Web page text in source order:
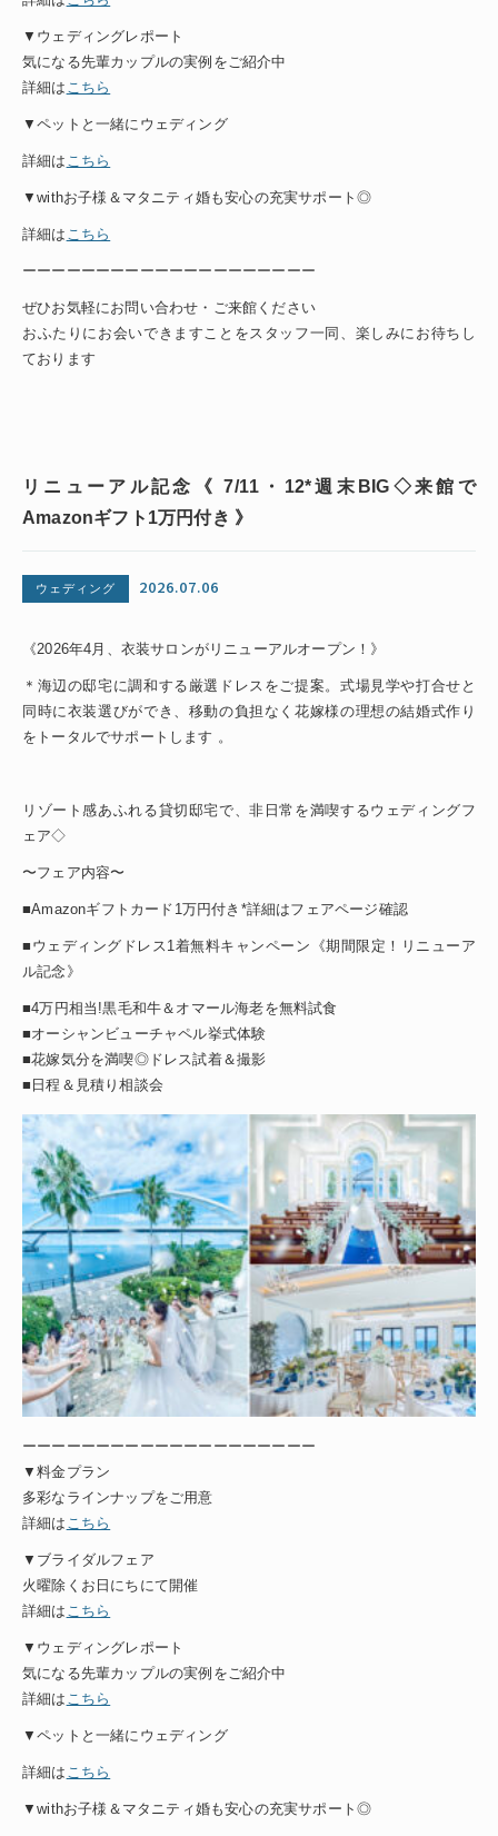
▼ウェディングレポート
気になる先輩カップルの実例をご紹介中
詳細は こちら
▼ペットと一緒にウェディング
詳細は こちら
▼withお子様＆マタニティ婚も安心の充実サポート◎
詳細は こちら
ーーーーーーーーーーーーーーーーーーーー
ぜひお気軽にお問い合わせ・ご来館ください
おふたりにお会いできますことをスタッフ一同、楽しみにお待ちし
ております
リニューアル記念《 7/11・12*週末BIG◇来館で
Amazonギフト1万円付き 》
ウェディング 2026.07.06
《2026年4月、衣装サロンがリニューアルオープン！》
＊海辺の邸宅に調和する厳選ドレスをご提案。式場見学や打合せと
同時に衣装選びができ、移動の負担なく花嫁様の理想の結婚式作り
をトータルでサポートします 。
リゾート感あふれる貸切邸宅で、非日常を満喫するウェディングフ
ェア◇
〜フェア内容〜
■Amazonギフトカード1万円付き*詳細はフェアページ確認
■ウェディングドレス1着無料キャンペーン《期間限定！リニューア
ル記念》
■4万円相当!黒毛和牛＆オマール海老を無料試食
■オーシャンビューチャペル挙式体験
■花嫁気分を満喫◎ドレス試着＆撮影
■日程＆見積り相談会
ーーーーーーーーーーーーーーーーーーーー
▼料金プラン
多彩なラインナップをご用意
詳細は こちら
▼ブライダルフェア
火曜除くお日にちにて開催
詳細は こちら
▼ウェディングレポート
気になる先輩カップルの実例をご紹介中
詳細は こちら
▼ペットと一緒にウェディング
詳細は こちら
▼withお子様＆マタニティ婚も安心の充実サポート◎